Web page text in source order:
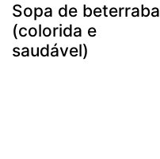
Sopa de beterraba
(colorida e
saudável)